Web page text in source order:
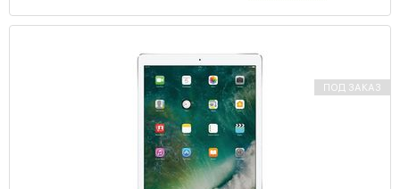
ПОД ЗАКАЗ